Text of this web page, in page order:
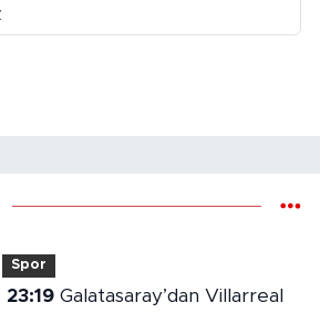
Spor
23:19Galatasaray’dan Villarreal